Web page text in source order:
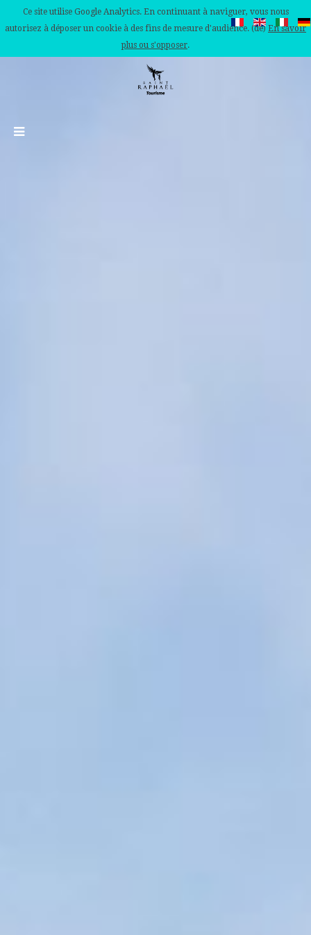
Ce site utilise Google Analytics. En continuant à naviguer, vous nous
autorisez à déposer un cookie à des fins de mesure d'audience. (de) En savoir
plus ou s'opposer.